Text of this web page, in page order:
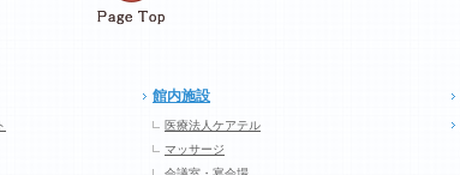
館内施設
医療法人ケアテル
マッサージ